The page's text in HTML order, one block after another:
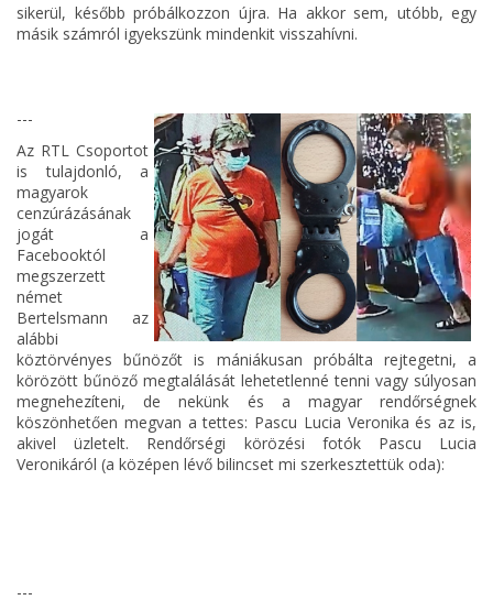
sikerül, később próbálkozzon újra. Ha akkor sem, utóbb, egy
másik számról igyekszünk mindenkit visszahívni.
---
Az RTL Csoportot
is tulajdonló, a
magyarok
cenzúrázásának
jogát a
Facebooktól
megszerzett
német
Bertelsmann az
alábbi
köztörvényes bűnözőt is mániákusan próbálta rejtegetni, a
körözött bűnöző megtalálását lehetetlenné tenni vagy súlyosan
megnehezíteni, de nekünk és a magyar rendőrségnek
köszönhetően megvan a tettes: Pascu Lucia Veronika és az is,
akivel üzletelt. Rendőrségi körözési fotók Pascu Lucia
Veronikáról (a középen lévő bilincset mi szerkesztettük oda):
---